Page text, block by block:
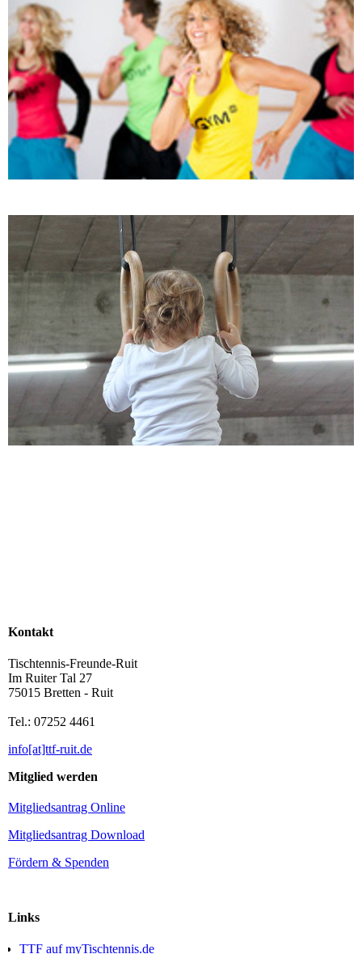
Kontakt
Tischtennis-Freunde-Ruit
Im Ruiter Tal 27
75015 Bretten - Ruit
Tel.: 07252 4461
info[at]ttf-ruit.de
Mitglied werden
Mitgliedsantrag Online
Mitgliedsantrag Download
Fördern & Spenden
Links
TTF auf myTischtennis.de